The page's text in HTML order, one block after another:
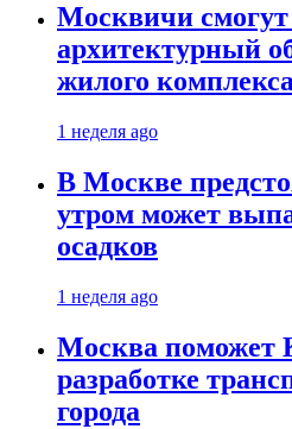
Москвичи
архитектурный
жилого
1 неделя ago
В Москве
утром может
осадков
1 неделя ago
Москва поможет
разработке
города